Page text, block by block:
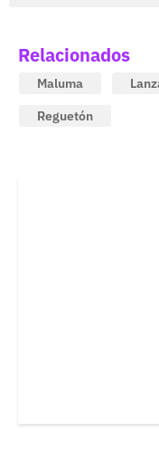
Relacionados
Maluma
Reguetón